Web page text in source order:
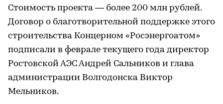
Стоимость проекта — более 200 млн рублей.
Договор о благотворительной поддержке этого
строительства Концерном «Росэнергоатом»
подписали в феврале текущего года директор
Ростовской АЭС Андрей Сальников и глава
администрации Волгодонска Виктор
Мельников.